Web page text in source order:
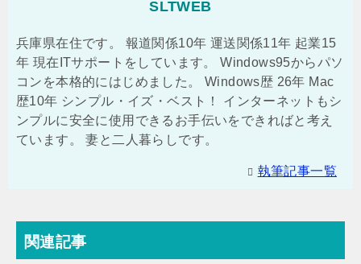
SLTWEB
兵庫県在住です。 報道関係10年 運送関係11年 起業15
年 現在ITサポートをしています。 Windows95からパソ
コンを本格的にはじめました。 Windows歴 26年 Mac
歴10年 シンプル・イズ・ベスト！ インターネットもシ
ンプルに安全に使用できるお手伝いをできればと考え
ています。 妻と二人暮らしです。
執筆記事一覧
関連記事